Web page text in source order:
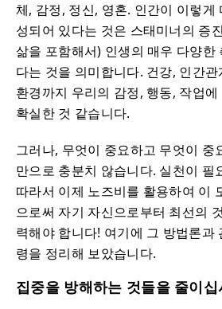
체, 감정, 정신, 영혼. 인간이 이렇게
성되어 있다는 것은 스태미너의 증
삶을 포함해서) 인생의 매우 다양한
다는 것을 의미합니다. 건강, 인간
환경까지 우리의 감정, 행동, 작업
확실한 것 같습니다.
그러나, 무엇이 중요하고 무엇이 중
만으로 충분치 않습니다. 실천이 필
따라서 이제 노즈비를 활용하여 이
으로써 자기 자신으로부터 최선의
력해야 합니다! 여기에 그 방법론과
령을 정리해 보았습니다.
집중을 방해하는 것들을 줄이십